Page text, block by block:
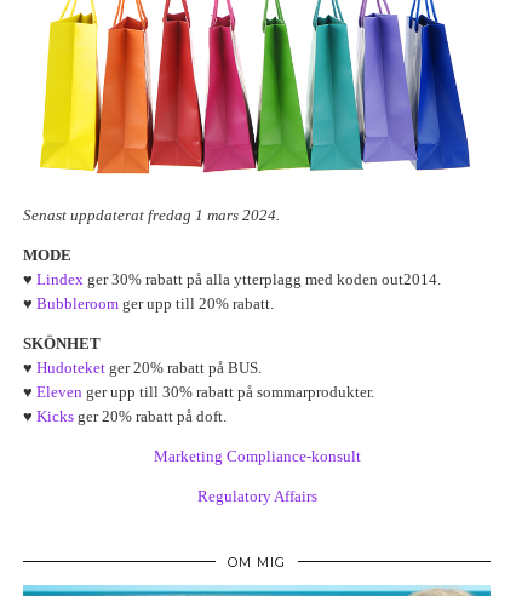
Senast uppdaterat fredag 1 mars 2024.
MODE
♥ Lindex ger 30% rabatt på alla ytterplagg med koden out2014.
♥ Bubbleroom ger upp till 20% rabatt.
SKÖNHET
♥ Hudoteket ger 20% rabatt på BUS.
♥ Eleven ger upp till 30% rabatt på sommarprodukter.
♥ Kicks ger 20% rabatt på doft.
Marketing Compliance-konsult
Regulatory Affairs
OM MIG